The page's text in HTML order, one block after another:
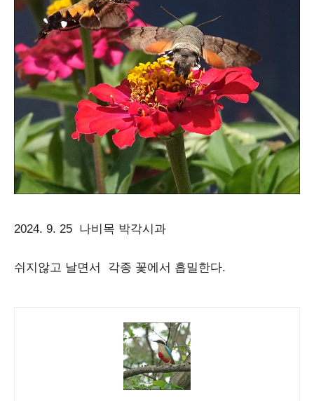
2024. 9. 25 나비목 박각시과
쉬지않고 날면서 각종 꽃에서 흡밀한다.